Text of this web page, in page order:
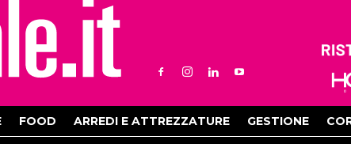
FOOD ARREDI E ATTREZZATURE GESTIONE